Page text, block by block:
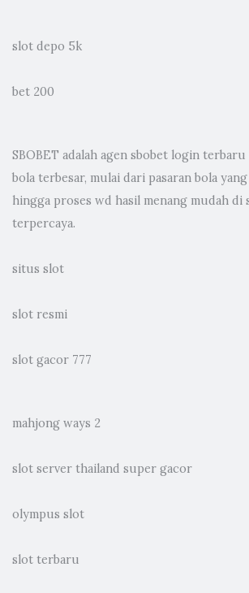
slot depo 5k
bet 200
SBOBET adalah agen sbobet login terbaru
bola terbesar, mulai dari pasaran bola
hingga proses wd hasil menang mudah di
terpercaya.
situs slot
slot resmi
slot gacor 777
mahjong ways 2
slot server thailand super gacor
olympus slot
slot terbaru